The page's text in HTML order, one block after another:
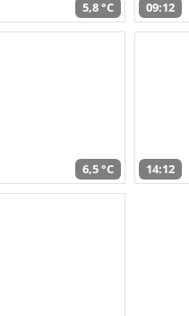
5,8 °C 09:12
6,5 °C 14:12